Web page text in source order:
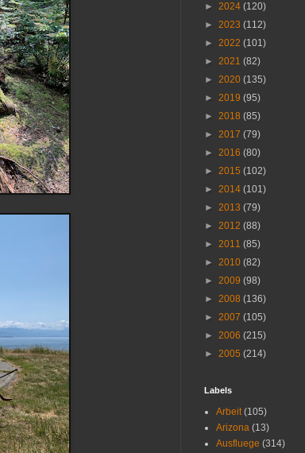
► 2024 (120)
► 2023 (112)
► 2022 (101)
► 2021 (82)
► 2020 (135)
► 2019 (95)
► 2018 (85)
► 2017 (79)
► 2016 (80)
► 2015 (102)
► 2014 (101)
► 2013 (79)
► 2012 (88)
► 2011 (85)
► 2010 (82)
► 2009 (98)
► 2008 (136)
► 2007 (105)
► 2006 (215)
► 2005 (214)
Labels
Arbeit (105)
Arizona (13)
Ausfluege (314)